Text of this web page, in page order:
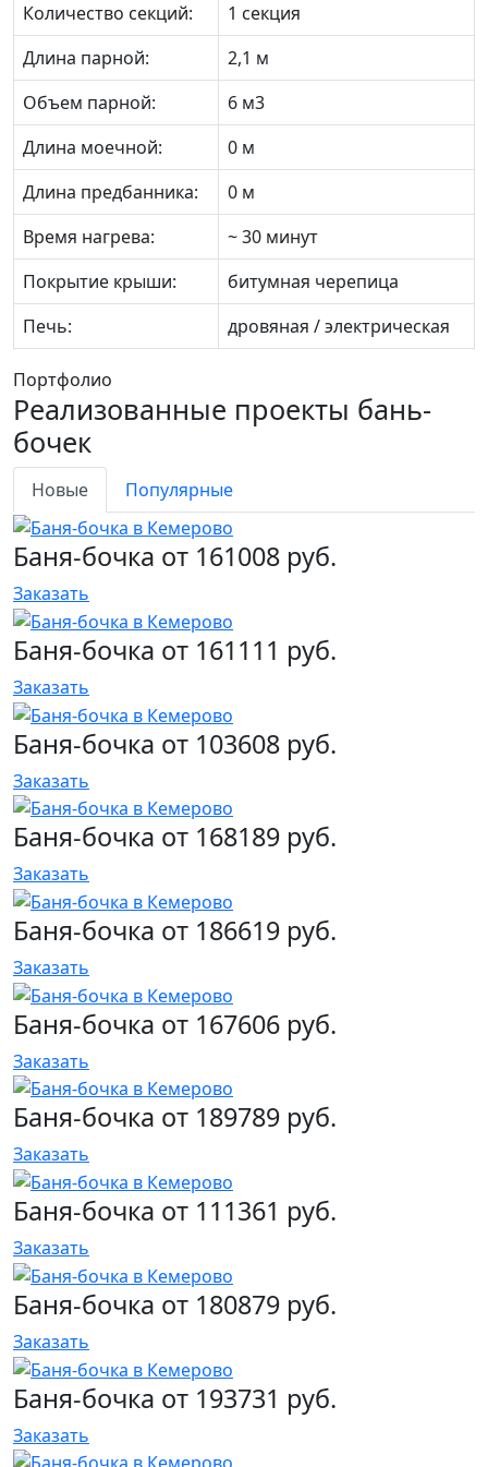
Количество секций:
1 секция
Длина парной:
2,1 м
Объем парной:
6 м3
Длина моечной:
0 м
Длина предбанника:
0 м
Время нагрева:
~ 30 минут
Покрытие крыши:
битумная черепица
Печь:
дровяная / электрическая
Портфолио
Реализованные проекты бань-
бочек
Новые Популярные
Баня-бочка от 161008 руб.
Заказать
Баня-бочка от 161111 руб.
Заказать
Баня-бочка от 103608 руб.
Заказать
Баня-бочка от 168189 руб.
Заказать
Баня-бочка от 186619 руб.
Заказать
Баня-бочка от 167606 руб.
Заказать
Баня-бочка от 189789 руб.
Заказать
Баня-бочка от 111361 руб.
Заказать
Баня-бочка от 180879 руб.
Заказать
Баня-бочка от 193731 руб.
Заказать